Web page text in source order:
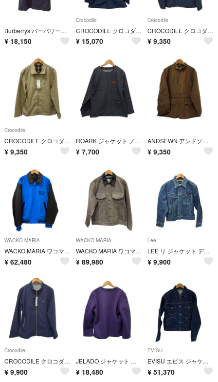
Burberrys バーバリーズ メンズ コート SIZE SS ネイビー
¥ 18,150
Crocodile
CROCODILE クロコダイル コート ナイロンコート SIZE M ネイビー
¥ 15,070
Crocodile
CROCODILE クロコダイル ジャケット SIZE L ネイビー
¥ 9,350
Crocodile
CROCODILE クロコダイル ジャケット SIZE L ベージュ
¥ 9,350
ROARK ジャケット ノーカラージャケット SIZE L 古着 RJJ1006 ブラック
¥ 7,700
ANDSEWN アンドソーン ジャケット ビンテージノーフォークジャケット ワークジャケット SIZE L ブラウン
¥ 9,350
WACKO MARIA
WACKO MARIA ワコマリア ジャケット レザーバーシティジャケット SIZE M 古着 ブルー×ブラック
¥ 62,480
WACKO MARIA
WACKO MARIA ワコマリア ジャケット スエードレザージャケット SIZE M 古着 24FW グレー
¥ 89,980
Lee
LEE リ ジャケット デニムジャケット SIZE M 古着 LeeRIDERS 101J 復刻 0424 インディゴ
¥ 9,900
Crocodile
CROCODILE クロコダイル ジャケット ナイロンジャケット SIZE L ネイビー
¥ 9,900
JELADO ジャケット ノーカラーブラウンズビーチジャケット SIZE XL 古着 パープル
¥ 18,480
EVISU
EVISU エビス ジャケット デニムジャケット SIZE S LOT.1511 インディゴ
¥ 51,370